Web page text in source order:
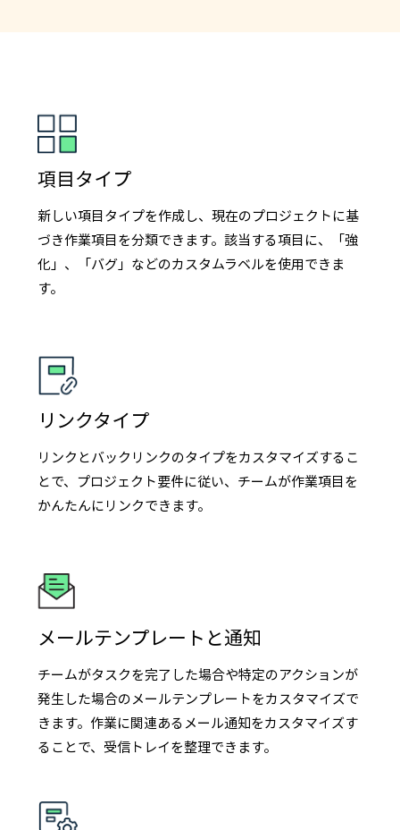
項目タイプ
新しい項目タイプを作成し、現在のプロジェクトに基
づき作業項目を分類できます。該当する項目に、「強
化」、「バグ」などのカスタムラベルを使用できま
す。
リンクタイプ
リンクとバックリンクのタイプをカスタマイズするこ
とで、プロジェクト要件に従い、チームが作業項目を
かんたんにリンクできます。
メールテンプレートと通知
チームがタスクを完了した場合や特定のアクションが
発生した場合のメールテンプレートをカスタマイズで
きます。作業に関連あるメール通知をカスタマイズす
ることで、受信トレイを整理できます。